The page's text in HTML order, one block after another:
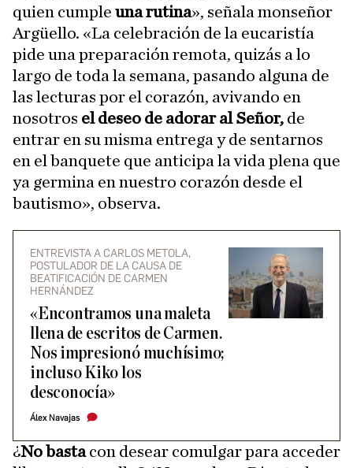
quien cumple una rutina», señala monseñor
Argüello. «La celebración de la eucaristía
pide una preparación remota, quizás a lo
largo de toda la semana, pasando alguna de
las lecturas por el corazón, avivando en
nosotros el deseo de adorar al Señor, de
entrar en su misma entrega y de sentarnos
en el banquete que anticipa la vida plena que
ya germina en nuestro corazón desde el
bautismo», observa.
ENTREVISTA A CARLOS METOLA,
POSTULADOR DE LA CAUSA DE
BEATIFICACIÓN DE CARMEN
HERNÁNDEZ
«Encontramos una maleta
llena de escritos de Carmen.
Nos impresionó muchísimo;
incluso Kiko los
desconocía»
Álex Navajas
¿No bastacon desear comulgar para acceder